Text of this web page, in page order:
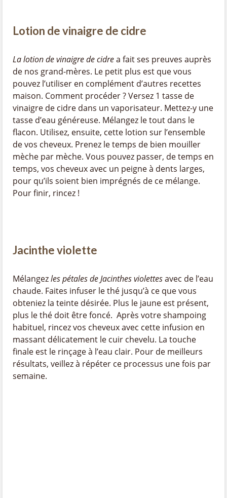
Lotion de vinaigre de cidre
La lotion de vinaigre de cidrea fait ses preuves auprès
de nos grand-mères. Le petit plus est que vous
pouvez l’utiliser en complément d’autres recettes
maison. Comment procéder ? Versez 1 tasse de
vinaigre de cidre dans un vaporisateur. Mettez-y une
tasse d’eau généreuse. Mélangez le tout dans le
flacon. Utilisez, ensuite, cette lotion sur l’ensemble
de vos cheveux. Prenez le temps de bien mouiller
mèche par mèche. Vous pouvez passer, de temps en
temps, vos cheveux avec un peigne à dents larges,
pour qu’ils soient bien imprégnés de ce mélange.
Pour finir, rincez !
Jacinthe violette
Mélangezles pétales de Jacinthes violettesavec de l’eau
chaude. Faites infuser le thé jusqu’à ce que vous
obteniez la teinte désirée. Plus le jaune est présent,
plus le thé doit être foncé. Après votre shampoing
habituel, rincez vos cheveux avec cette infusion en
massant délicatement le cuir chevelu. La touche
finale est le rinçage à l’eau clair. Pour de meilleurs
résultats, veillez à répéter ce processus une fois par
semaine.